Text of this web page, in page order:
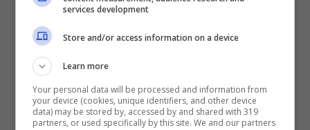
hanno raggiunto e superato area 2.120 $
come già fatto precedentemente in tre
precedenti casi dal 2020 in poi. Cosa
potrebbe accadere questa volta? In
passato, infatti, la rottura si è sempre
services development
Store and/or access information on a device
Learn more
Your personal data will be processed and information from
your device (cookies, unique identifiers, and other device
data) may be stored by, accessed by and shared with 319
partners, or used specifically by this site. We and our partners